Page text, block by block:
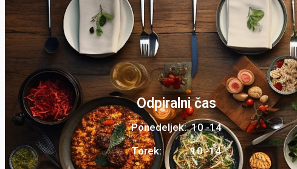
Odpiralni čas
Ponedeljek: 10 -14
Torek: 10 -14